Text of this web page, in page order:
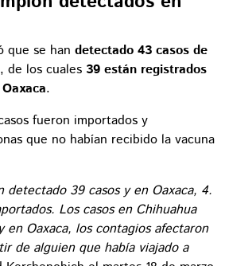
que se han detectado 43 casos de
, de los cuales 39 están registrados
.
fueron importados y
que no habían recibido la vacuna
detectado 39 casos y en Oaxaca, 4.
Los casos en Chihuahua
en Oaxaca, los contagios afectaron
de alguien que había viajado a